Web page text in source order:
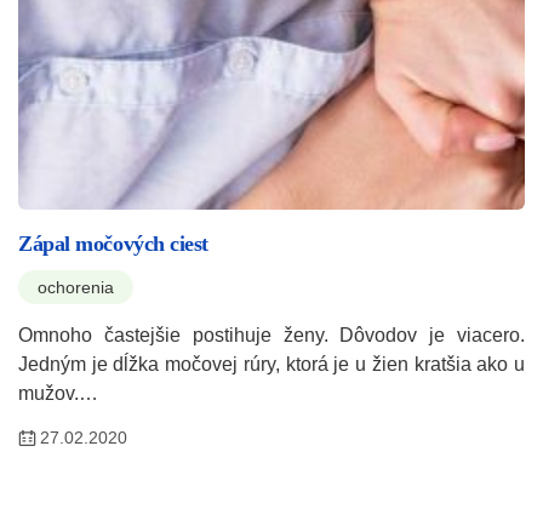
Zápal močových ciest
ochorenia
Omnoho častejšie postihuje ženy. Dôvodov je viacero.
Jedným je dĺžka močovej rúry, ktorá je u žien kratšia ako u
mužov.…
27.02.2020